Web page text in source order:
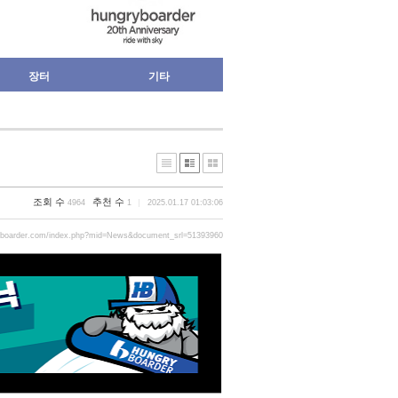
장터 기타
조회 수 4964 추천 수 1 2025.01.17 01:03:06
index.php?mid=News&document_srl=51393960